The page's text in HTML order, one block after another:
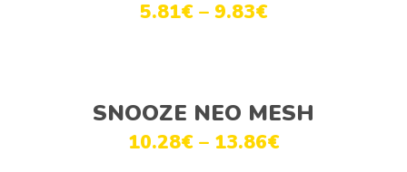
5.81€ – 9.83€
Ver opções
SNOOZE NEO MESH
10.28€ – 13.86€